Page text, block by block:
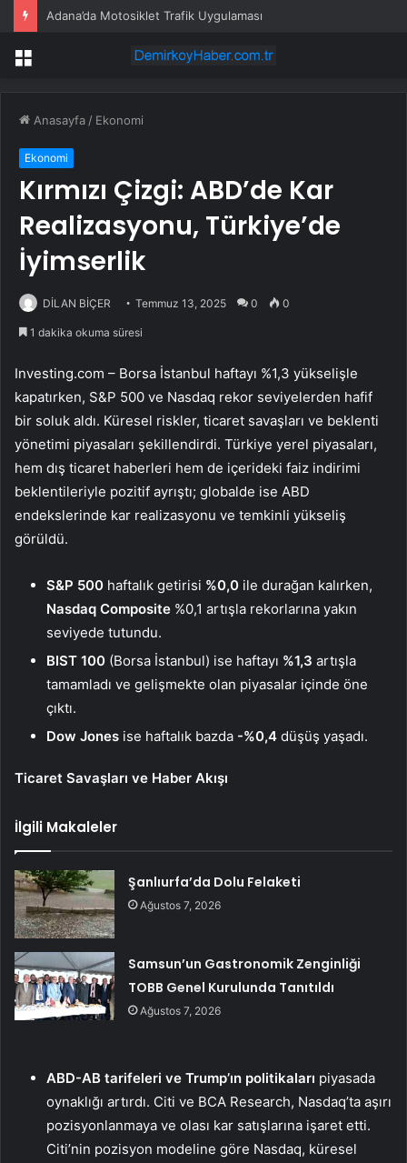
Adana’da Motosiklet Trafik Uygulaması
Menü
Anasayfa / Ekonomi
Ekonomi
Kırmızı Çizgi: ABD’de Kar
Realizasyonu, Türkiye’de
İyimserlik
DİLAN BİÇER Temmuz 13, 2025 0 0
1 dakika okuma süresi
Investing.com – Borsa İstanbul haftayı %1,3 yükselişle
kapatırken, S&P 500 ve Nasdaq rekor seviyelerden hafif
bir soluk aldı. Küresel riskler, ticaret savaşları ve beklenti
yönetimi piyasaları şekillendirdi. Türkiye yerel piyasaları,
hem dış ticaret haberleri hem de içerideki faiz indirimi
beklentileriyle pozitif ayrıştı; globalde ise ABD
endekslerinde kar realizasyonu ve temkinli yükseliş
görüldü.
S&P 500 haftalık getirisi %0,0 ile durağan kalırken,
Nasdaq Composite %0,1 artışla rekorlarına yakın
seviyede tutundu.
BIST 100 (Borsa İstanbul) ise haftayı %1,3 artışla
tamamladı ve gelişmekte olan piyasalar içinde öne
çıktı.
Dow Jones ise haftalık bazda -%0,4 düşüş yaşadı.
Ticaret Savaşları ve Haber Akışı
İlgili Makaleler
Şanlıurfa’da Dolu Felaketi
Ağustos 7, 2026
Samsun’un Gastronomik Zenginliği
TOBB Genel Kurulunda Tanıtıldı
Ağustos 7, 2026
ABD-AB tarifeleri ve Trump’ın politikaları piyasada
oynaklığı artırdı. Citi ve BCA Research, Nasdaq’ta aşırı
pozisyonlanmaya ve olası kar satışlarına işaret etti.
Citi’nin pozisyon modeline göre Nasdaq, küresel